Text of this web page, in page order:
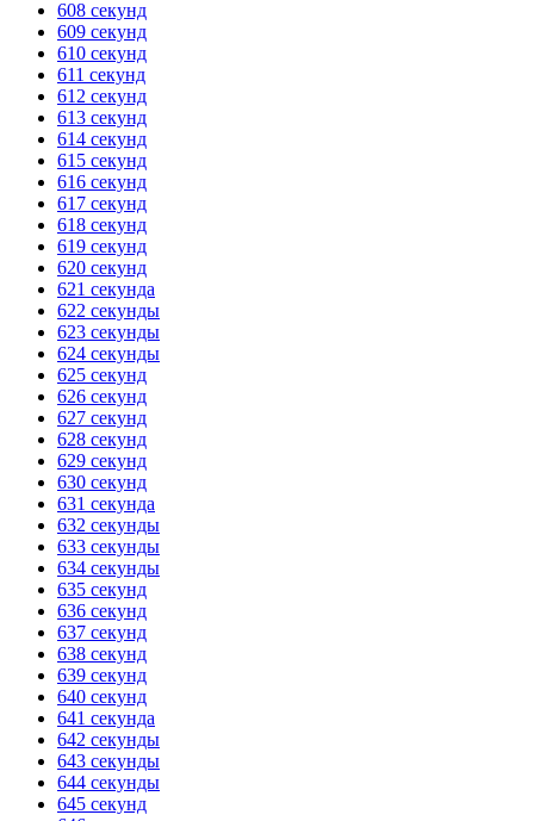
608 секунд
609 секунд
610 секунд
611 секунд
612 секунд
613 секунд
614 секунд
615 секунд
616 секунд
617 секунд
618 секунд
619 секунд
620 секунд
621 секунда
622 секунды
623 секунды
624 секунды
625 секунд
626 секунд
627 секунд
628 секунд
629 секунд
630 секунд
631 секунда
632 секунды
633 секунды
634 секунды
635 секунд
636 секунд
637 секунд
638 секунд
639 секунд
640 секунд
641 секунда
642 секунды
643 секунды
644 секунды
645 секунд